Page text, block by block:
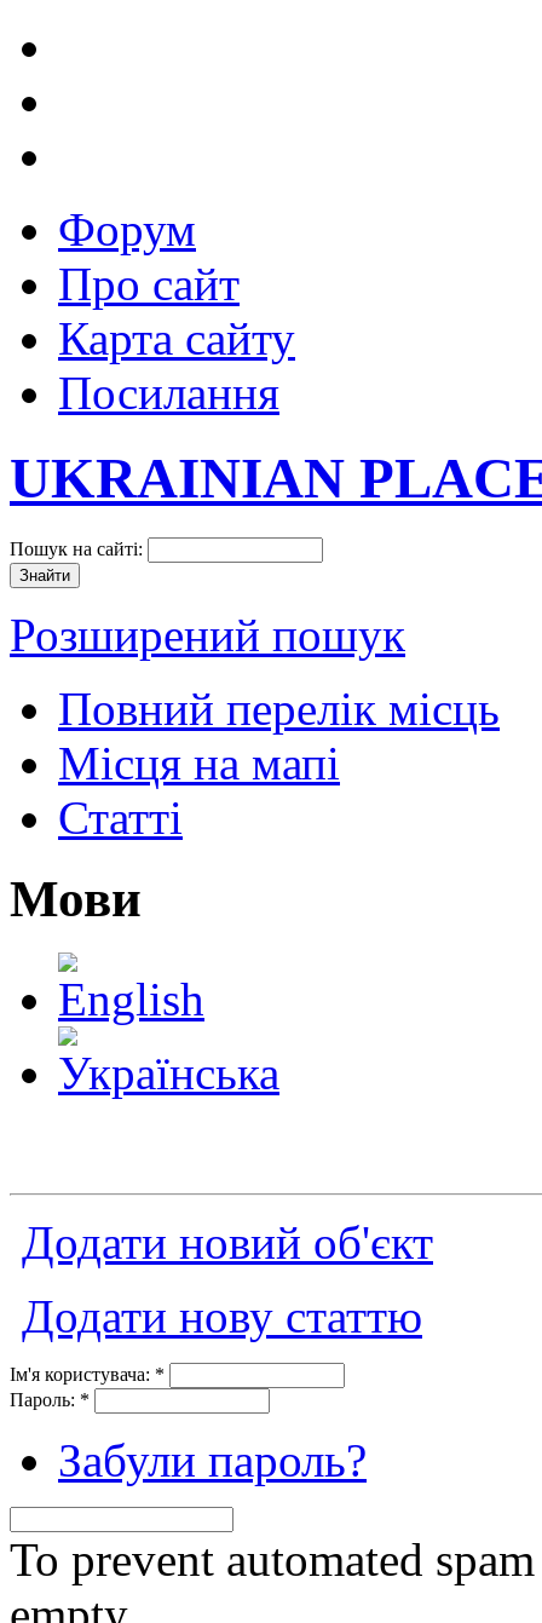
Форум
Про сайт
Карта сайту
Посилання
UKRAINIAN
Пошук на сайті:
Розширений пошук
Повний перелік місць
Місця на мапі
Статті
Мови
Додати новий об'єкт
Додати нову статтю
Ім'я користувача: *
Пароль: *
Забули пароль?
To prevent automated